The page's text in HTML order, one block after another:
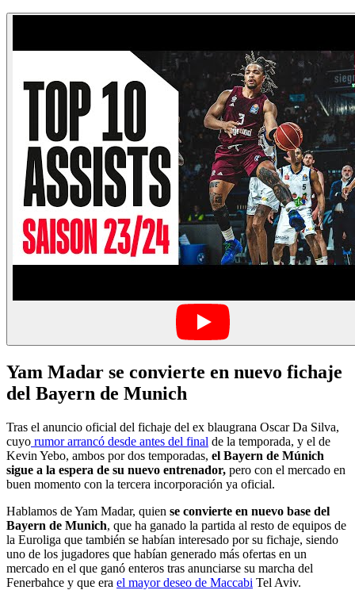
Yam Madar se convierte en nuevo fichaje
del Bayern de Munich
Tras el anuncio oficial del fichaje del ex blaugrana Oscar Da Silva,
cuyo rumor arrancó desde antes del final de la temporada, y el de
Kevin Yebo, ambos por dos temporadas, el Bayern de Múnich
sigue a la espera de su nuevo entrenador, pero con el mercado en
buen momento con la tercera incorporación ya oficial.
Hablamos de Yam Madar, quien se convierte en nuevo base del
Bayern de Munich, que ha ganado la partida al resto de equipos de
la Euroliga que también se habían interesado por su fichaje, siendo
uno de los jugadores que habían generado más ofertas en un
mercado en el que ganó enteros tras anunciarse su marcha del
Fenerbahce y que era el mayor deseo de Maccabi Tel Aviv.